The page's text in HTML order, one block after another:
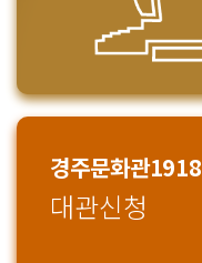
경주문화관1918
대관신청